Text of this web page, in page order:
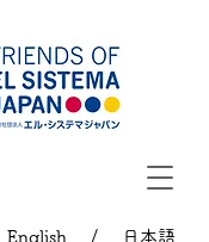
English / 日本語